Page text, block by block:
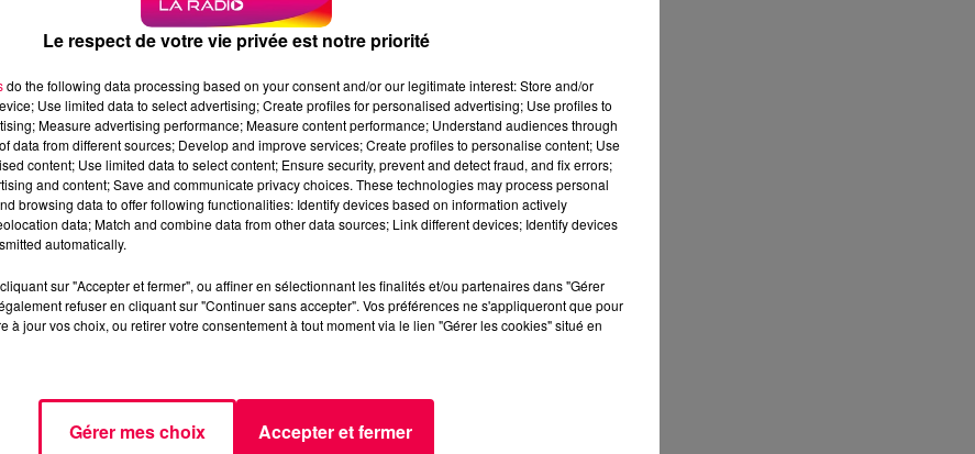
Le respect de votre vie privée est notre priorité
do the following data processing based on your consent and/or our legitimate interest: Store and/or
Use limited data to select advertising; Create profiles for personalised advertising; Use profiles to
Measure advertising performance; Measure content performance; Understand audiences through
data from different sources; Develop and improve services; Create profiles to personalise content; Use
content; Use limited data to select content; Ensure security, prevent and detect fraud, and fix errors;
and content; Save and communicate privacy choices. These technologies may process personal
browsing data to offer following functionalities: Identify devices based on information actively
data; Match and combine data from other data sources; Link different devices; Identify devices
automatically.
sur "Accepter et fermer", ou affiner en sélectionnant les finalités et/ou partenaires dans "Gérer
refuser en cliquant sur "Continuer sans accepter". Vos préférences ne s'appliqueront que pour
à jour vos choix, ou retirer votre consentement à tout moment via le lien "Gérer les cookies" situé en
Gérer mes choix Accepter et fermer